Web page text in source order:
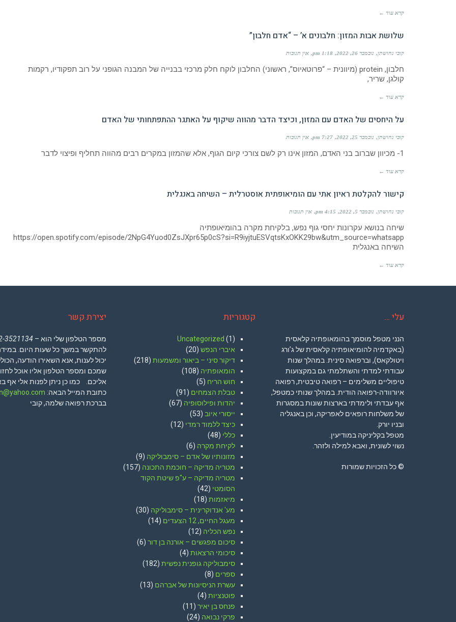
קרא עוד ←
שלושת אבות המזון: חלבונים א’ – “אדם חלבון”
קובי נחושתן נובמבר 26, 2022 1:18 pm אין תגובות
חלבון, protein (מיוונית – “פרוטאיוס”, ראשוני) החלבון לוקח חלק מרכזי בבנייה של המבנה הגופני על רוב תפקודיו, רקמות
קולגן, שריר,
קרא עוד ←
על היחסים של האדם עם המזון, וכיצד הדבר מהווה שיקוף על האתגר ההתפתחותי של האדם
קובי נחושתן נובמבר 25, 2022 7:27 pm אין תגובות
1- מכיוון שברוב בני האדם, המזון אינו רק לשם צורכי קיום הגוף, אלא שהמזון במקרים רבים מהווה תחליף ופיצוי לדבר
קרא עוד ←
קישור להקלטת ראיון אתי עם הומיאופתית אוסטרלית – השיחה באנגלית
קובי נחושתן נובמבר 5, 2022 4:15 pm אין תגובות
שיחה בנושא עקרונות יחסי גוף נפש, בלקיחת מקרה בהומיאופתיה
https://open.spotify.com/episode/2NpG4Yuod0ZsJXpr65p0cS?si=R9iyjtuESVqtsKxOKK29bw&utm_source=whatsapp
השיחה באנגלית
קרא עוד ←
עלי …
הנני מטפל מוסמך בהומאופתיה קלאסית
(באקדמיה להומיאופתיה קלאסית של ג’ורג
ויטולקאס), וברפואה סינית. במהלך שנות
עבודתי למדתי והשתלמתי גם במקצועות
טיפוליים משלימים – רפואה טיבטית, רפואה
איורוודה-רפואה הודית. במהלך שנותי כמטפל,
אף עבדתי ולימדתי בארצות שונות במסגרות
של משלחות רופאים לאפריקה, וכן באנגליה
ובניו יורק.
מטפל בקליניקה במודיעין.
נשוי לשונית, ואבא למילה ולזהר.
© כל הזכויות שמורות
קטגוריות
Uncategorized (1)
איברי הנפש (20)
דיקור סיני – ביאור ומשמעות (218)
הומאופתיה (108)
חוש הריח (5)
טבלת הצמחים (91)
יהדות ופילוסופיה (67)
ייסורי איוב (53)
כיצד ללמוד רמדי (12)
כללי (48)
לקיחת מקרה (6)
מזונותיו של אדם – סימבוליקה (9)
מטריה מדיקה – חוכמת התכונה (157)
מטריה מדיקה – ע"פ שיטת הקוד
הסומטי (42)
מיאזמות (18)
מע' אנדוקרינית – סימבוליקה (30)
מעגל החיים, 12 הצעדים
(14)
נפש הכליה (12)
סיכום מפגשים – אורנה בן דור (6)
סיכומי הרצאות (4)
סימבוליקה גופנית נפשית (182)
ספרים (8)
עשרת הניסיונות של אברהם (13)
פוטנציות (4)
פנחס בן יאיר (11)
פרקי נבואה (24)
יצירת קשר
מספר הטלפון שלי הוא – 3521134
להתקשר במשך כל שעות היום. במידה
יכול לענות, אנא השאירו הודעה,
שמכם ומספר הטלפון אליו אוכל
אליכם. כמו כן ניתן לפנות אלי אף
כתובת המייל הבאה:
בברכת רפואה שלמה, קובי